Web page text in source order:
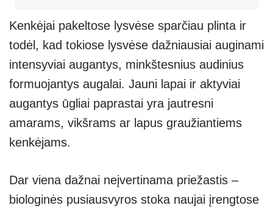
Kenkėjai pakeltose lysvėse sparčiau plinta ir
todėl, kad tokiose lysvėse dažniausiai auginami
intensyviai augantys, minkštesnius audinius
formuojantys augalai. Jauni lapai ir aktyviai
augantys ūgliai paprastai yra jautresni
amarams, vikšrams ar lapus graužiantiems
kenkėjams.
Dar viena dažnai neįvertinama priežastis –
biologinės pusiausvyros stoka naujai įrengtose